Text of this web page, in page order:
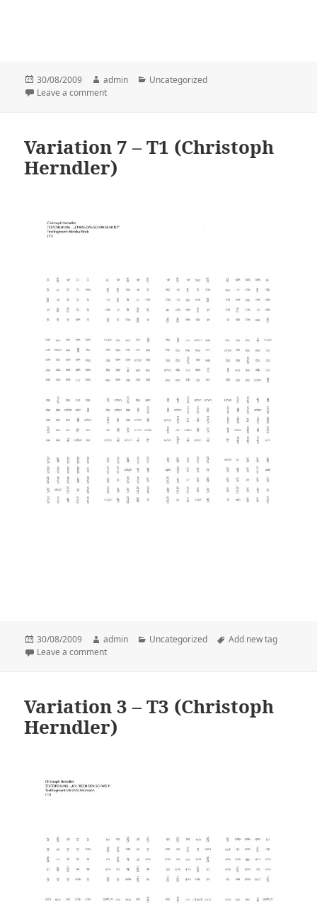
Posted
on
30/08/2009 Author
admin Categories
Uncategorized
Leave a comment
Variation 7 – T1 (Christoph
Herndler)
Posted
on
30/08/2009 Author
admin Categories
Uncategorized Tags
Add new tag
Leave a comment
Variation 3 – T3 (Christoph
Herndler)